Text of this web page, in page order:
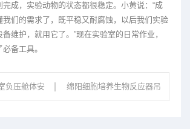
成，实验动物的状态都很稳定。小黄说：“成
我们的需求了，既平稳又耐腐蚀，以后我们实验
维护，就用它了。”现在实验室的日常作业，
备工具。
负压舱体安 绵阳细胞培养生物反应器吊